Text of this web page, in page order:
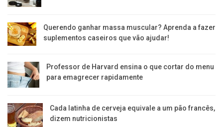
Querendo ganhar massa muscular? Aprenda a fazer
suplementos caseiros que vão ajudar!
Professor de Harvard ensina o que cortar do menu
para emagrecer rapidamente
Cada latinha de cerveja equivale a um pão francês,
dizem nutricionistas